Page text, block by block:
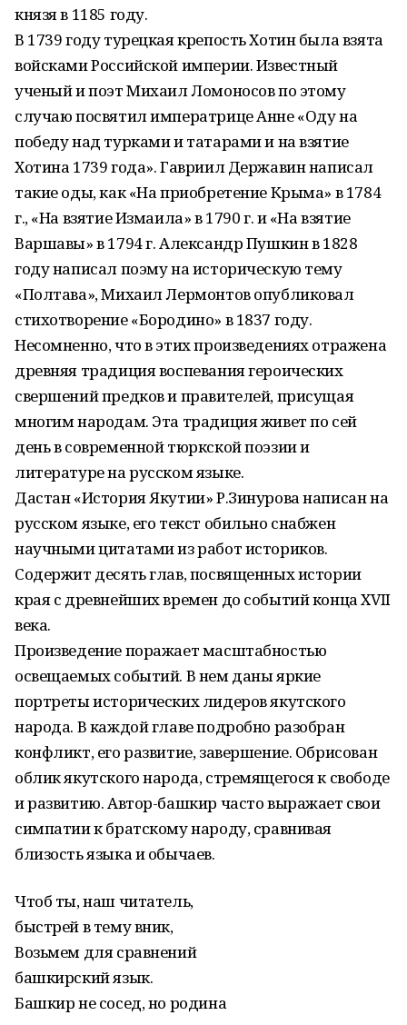
князя в 1185 году.
В 1739 году турецкая крепость Хотин была взята
войсками Российской империи. Известный
ученый и поэт Михаил Ломоносов по этому
случаю посвятил императрице Анне «Оду на
победу над турками и татарами и на взятие
Хотина 1739 года». Гавриил Державин написал
такие оды, как «На приобретение Крыма» в 1784
г., «На взятие Измаила» в 1790 г. и «На взятие
Варшавы» в 1794 г. Александр Пушкин в 1828
году написал поэму на историческую тему
«Полтава», Михаил Лермонтов опубликовал
стихотворение «Бородино» в 1837 году.
Несомненно, что в этих произведениях отражена
древняя традиция воспевания героических
свершений предков и правителей, присущая
многим народам. Эта традиция живет по сей
день в современной тюркской поэзии и
литературе на русском языке.
Дастан «История Якутии» Р.Зинурова написан на
русском языке, его текст обильно снабжен
научными цитатами из работ историков.
Содержит десять глав, посвященных истории
края с древнейших времен до событий конца XVII
века.
Произведение поражает масштабностью
освещаемых событий. В нем даны яркие
портреты исторических лидеров якутского
народа. В каждой главе подробно разобран
конфликт, его развитие, завершение. Обрисован
облик якутского народа, стремящегося к свободе
и развитию. Автор-башкир часто выражает свои
симпатии к братскому народу, сравнивая
близость языка и обычаев.
Чтоб ты, наш читатель,
быстрей в тему вник,
Возьмем для сравнений
башкирский язык.
Башкир не сосед, но родина